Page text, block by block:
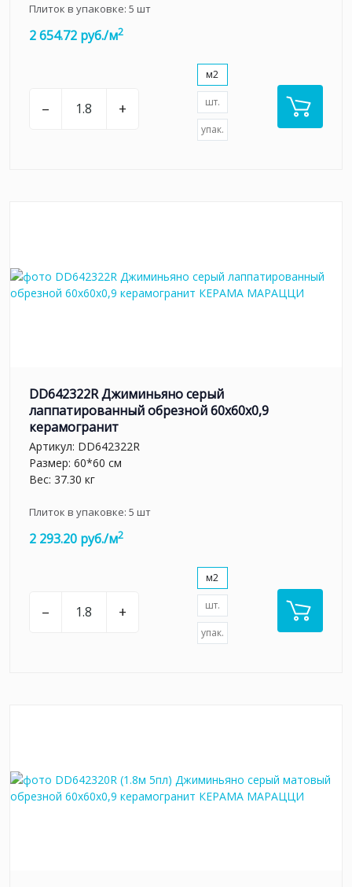
Плиток в упаковке: 5 шт
2 654.72 руб./м2
– +
м2
шт.
упак.
DD642322R Джиминьяно серый
лаппатированный обрезной 60х60x0,9
керамогранит
Артикул: DD642322R
Размер: 60*60 см
Вес: 37.30 кг
Плиток в упаковке: 5 шт
2 293.20 руб./м2
– +
м2
шт.
упак.